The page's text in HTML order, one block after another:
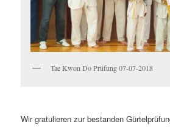
Tae Kwon Do Prüfung 07-07-2018
Wir gratulieren zur bestanden